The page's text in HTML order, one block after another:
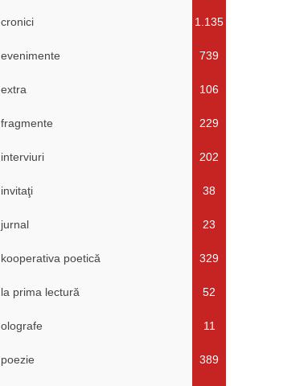
cronici 1.135
evenimente 739
extra 106
fragmente 229
interviuri 202
invitaţi 38
jurnal 23
kooperativa poetică 329
la prima lectură 52
olografe 11
poezie 389